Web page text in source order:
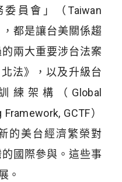
員會」（Taiwan
都是讓台美關係趨
兩大重要涉台法案
法》，以及升級台
練架構（Global
GCTF）
的美台經濟繁榮對
國際參與。這些事
。